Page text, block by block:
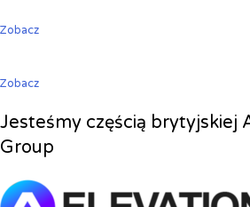
Zobacz
Zobacz
Jesteśmy częścią brytyjskiej
Group